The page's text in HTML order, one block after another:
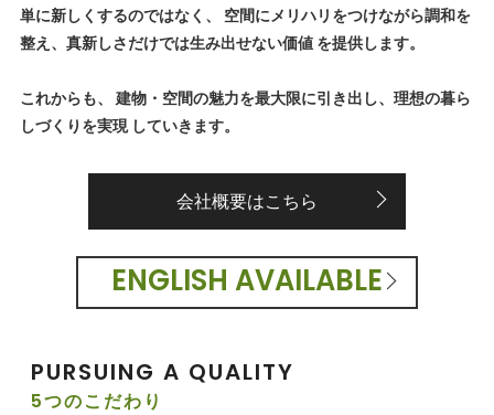
単に新しくするのではなく、 空間にメリハリをつけながら調和を
整え、真新しさだけでは生み出せない価値 を提供します。
これからも、 建物・空間の魅力を最大限に引き出し、理想の暮ら
しづくりを実現 していきます。
会社概要はこちら
ENGLISH AVAILABLE
PURSUING A QUALITY
5つのこだわり